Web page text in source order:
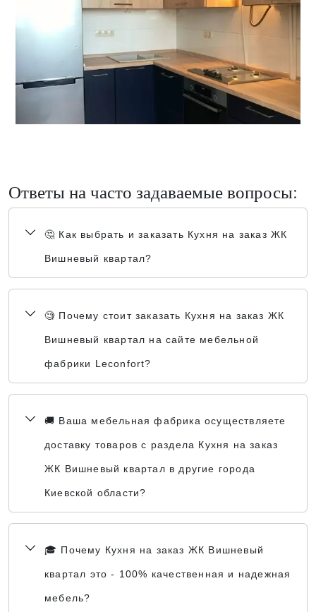
Ответы на часто задаваемые вопросы:
🤔 Как выбрать и заказать Кухня на заказ ЖК
Вишневый квартал?
🧐 Почему стоит заказать Кухня на заказ ЖК
Вишневый квартал на сайте мебельной
фабрики Leconfort?
🚚 Ваша мебельная фабрика осуществляете
доставку товаров с раздела Кухня на заказ
ЖК Вишневый квартал в другие города
Киевской области?
🎓 Почему Кухня на заказ ЖК Вишневый
квартал это - 100% качественная и надежная
мебель?